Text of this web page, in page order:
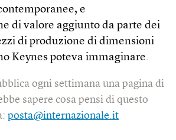
e
di valore aggiunto da parte dei
di produzione di dimensioni
Keynes poteva immaginare.
ogni settimana una pagina di
sapere cosa pensi di questo
posta@internazionale.it